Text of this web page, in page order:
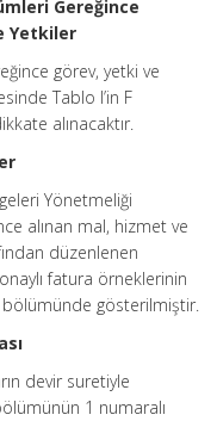
Gereğince
Yetkiler
görev, yetki ve
Tablo I’in F
alınacaktır.
Yönetmeliği
alınan mal, hizmet ve
düzenlenen
fatura örneklerinin
bölümünde gösterilmiştir.
devir suretiyle
1 numaralı